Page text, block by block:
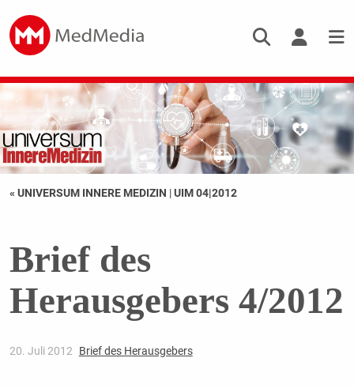
« UNIVERSUM INNERE MEDIZIN |UIM 04|2012
Brief des
Herausgebers 4/2012
20. Juli 2012 Brief des Herausgebers